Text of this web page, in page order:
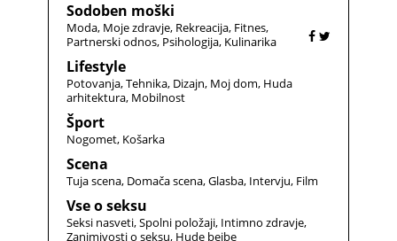
Sodoben moški
Moda Moje zdravje Rekreacija Fitnes
Partnerski odnos Psihologija Kulinarika
Lifestyle
Potovanja Tehnika Dizajn Moj dom Huda
arhitektura Mobilnost
Šport
Nogomet Košarka
Scena
Tuja scena Domača scena Glasba Intervju Film
Vse o seksu
Seksi nasveti Spolni položaji Intimno zdravje
Zanimivosti o seksu Hude bejbe